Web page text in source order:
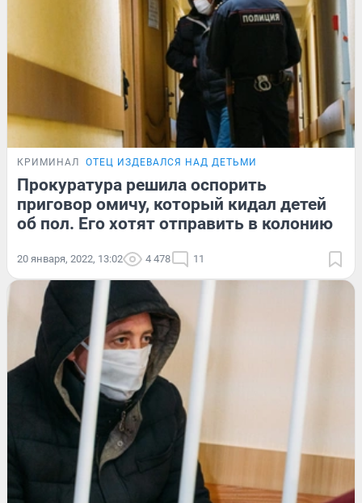
КРИМИНАЛ ОТЕЦ ИЗДЕВАЛСЯ НАД ДЕТЬМИ
Прокуратура решила оспорить
приговор омичу, который кидал детей
об пол. Его хотят отправить в колонию
20 января, 2022, 13:02 4 478 11